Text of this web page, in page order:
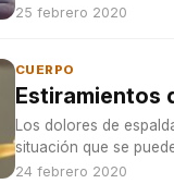
25 febrero 2020
CUERPO
Estiramientos
Los dolores de
situación que se
adecuadas.
24 febrero 2020